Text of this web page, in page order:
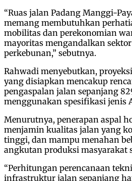
“Ruas jalan Padang Manggi-
memang membutuhkan
mobilitas dan perekonomian
mayoritas mengandalkan
perkebunan,” sebutnya.
Rahwadi menyebutkan,
yang disiapkan mencakup
pengaspalan jalan sepanjang
menggunakan spesifikasi jenis
Menurutnya, penerapan aspal
menjamin kualitas jalan yang
tinggi, dan mampu menahan
angkutan produksi masyarakat
“Perhitungan perencanaan
infrastruktur jalan sepanjang